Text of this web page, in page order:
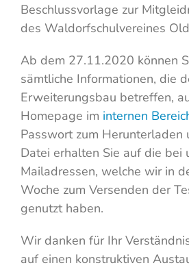
Beschlussvorlage zur
des Waldorfschulvereines
Ab dem 27.11.2020 können
sämtliche Informationen, die
Erweiterungsbau betreffen,
Homepage im internen
Passwort zum Herunterladen
Datei erhalten Sie auf die bei
Mailadressen, welche wir in
Woche zum Versenden der
genutzt haben.
Wir danken für Ihr
auf einen konstruktiven